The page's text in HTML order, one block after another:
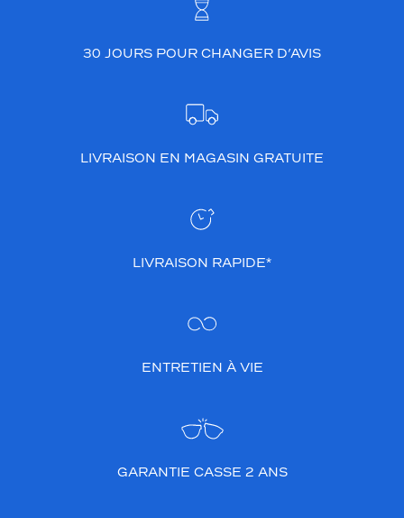
30 JOURS POUR CHANGER D’AVIS
LIVRAISON EN MAGASIN GRATUITE
LIVRAISON RAPIDE*
ENTRETIEN À VIE
GARANTIE CASSE 2 ANS